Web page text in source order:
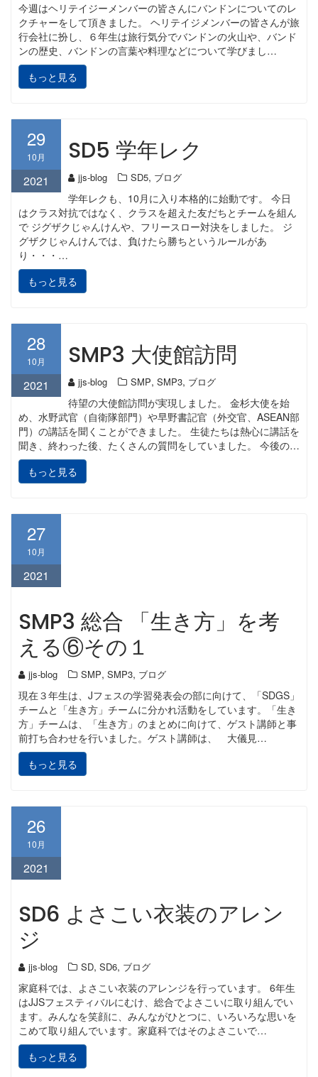
今週はヘリテイジーメンバーの皆さんにバンドンについてのレ
クチャーをして頂きました。 ヘリテイジメンバーの皆さんが旅
行会社に扮し、６年生は旅行気分でバンドンの火山や、バンド
ンの歴史、バンドンの言葉や料理などについて学びまし…
もっと見る
29
10月
2021
SD5 学年レク
jjs-blog SD5, ブログ
学年レクも、10月に入り本格的に始動です。 今日
はクラス対抗ではなく、クラスを超えた友だちとチームを組ん
で ジグザクじゃんけんや、フリースロー対決をしました。 ジ
グザクじゃんけんでは、負けたら勝ちというルールがあ
り・・・…
もっと見る
28
10月
2021
SMP3 大使館訪問
jjs-blog SMP, SMP3, ブログ
待望の大使館訪問が実現しました。 金杉大使を始
め、水野武官（自衛隊部門）や早野書記官（外交官、ASEAN部
門）の講話を聞くことができました。 生徒たちは熱心に講話を
聞き、終わった後、たくさんの質問をしていました。 今後の…
もっと見る
27
10月
2021
SMP3 総合 「生き方」を考
える⑥その１
jjs-blog SMP, SMP3, ブログ
現在３年生は、Jフェスの学習発表会の部に向けて、「SDGS」
チームと「生き方」チームに分かれ活動をしています。「生き
方」チームは、「生き方」のまとめに向けて、ゲスト講師と事
前打ち合わせを行いました。ゲスト講師は、 大儀見…
もっと見る
26
10月
2021
SD6 よさこい衣装のアレン
ジ
jjs-blog SD, SD6, ブログ
家庭科では、よさこい衣装のアレンジを行っています。 6年生
はJJSフェスティバルにむけ、総合でよさこいに取り組んでい
ます。みんなを笑顔に、みんながひとつに、いろいろな思いを
こめて取り組んでいます。家庭科ではそのよさこいで…
もっと見る